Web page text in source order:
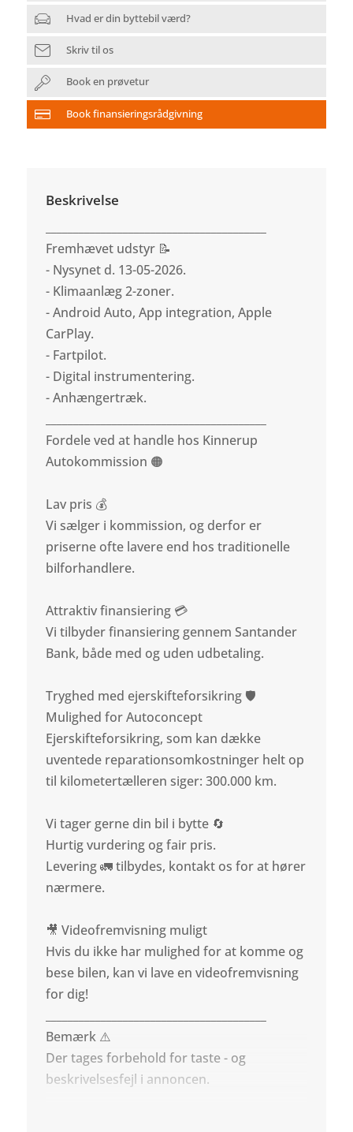
Hvad er din byttebil værd?
Skriv til os
Book en prøvetur
Book finansieringsrådgivning
Beskrivelse
Fremhævet udstyr 📝
- Nysynet d. 13-05-2026.
- Klimaanlæg 2-zoner.
- Android Auto, App integration, Apple
CarPlay.
- Fartpilot.
- Digital instrumentering.
- Anhængertræk.
Fordele ved at handle hos Kinnerup
Autokommission 🟠
Lav pris 💰
Vi sælger i kommission, og derfor er
priserne ofte lavere end hos traditionelle
bilforhandlere.
Attraktiv finansiering 💳
Vi tilbyder finansiering gennem Santander
Bank, både med og uden udbetaling.
Tryghed med ejerskifteforsikring 🛡️
Mulighed for Autoconcept
Ejerskifteforsikring, som kan dække
uventede reparationsomkostninger helt op
til kilometertælleren siger: 300.000 km.
Vi tager gerne din bil i bytte 🔄
Hurtig vurdering og fair pris.
Levering 🚛 tilbydes, kontakt os for at hører
nærmere.
🎥 Videofremvisning muligt
Hvis du ikke har mulighed for at komme og
bese bilen, kan vi lave en videofremvisning
for dig!
Bemærk ⚠️
Der tages forbehold for taste - og
beskrivelsesfejl i annoncen.